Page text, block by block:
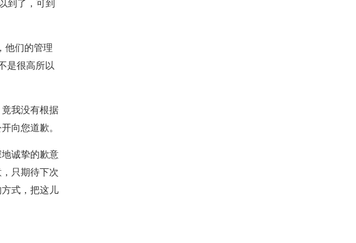
到了，可到
他们的管理
是很高所以
我没有根据
向您道歉。
诚挚的歉意
只期待下次
式，把这儿